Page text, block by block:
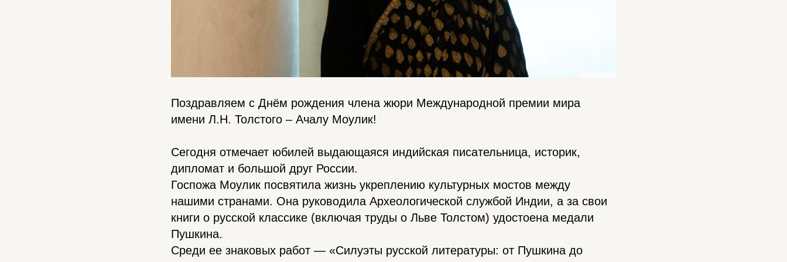
Поздравляем с Днём рождения члена жюри Международной премии мира
имени Л.Н. Толстого – Ачалу Моулик!
Сегодня отмечает юбилей выдающаяся индийская писательница, историк,
дипломат и большой друг России.
Госпожа Моулик посвятила жизнь укреплению культурных мостов между
нашими странами. Она руководила Археологической службой Индии, а за свои
книги о русской классике (включая труды о Льве Толстом) удостоена медали
Пушкина.
Среди ее знаковых работ — «Силуэты русской литературы: от Пушкина до